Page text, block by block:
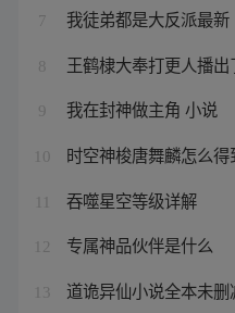
7 我徒弟都是大反派最新
8 王鹤棣大奉打更人播出
9 我在封神做主角 小说
10 时空神梭唐舞麟怎么得
吞噬星空等级详解
12 专属神品伙伴是什么
13 道诡异仙小说全本未删